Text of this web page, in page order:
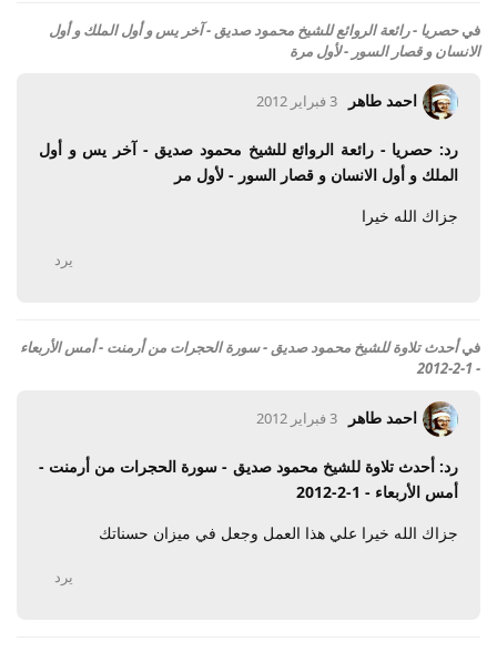
فيحصريا - رائعة الروائع للشيخ محمود صديق - آخر يس و أول الملك و أول
الانسان و قصار السور - لأول مرة
احمد طاهر 3 فبراير 2012
رد: حصريا - رائعة الروائع للشيخ محمود صديق - آخر يس و أول
الملك و أول الانسان و قصار السور - لأول مر
جزاك الله خيرا
يرد
فيأحدث تلاوة للشيخ محمود صديق - سورة الحجرات من أرمنت - أمس الأربعاء
- 1-2-2012
احمد طاهر 3 فبراير 2012
رد: أحدث تلاوة للشيخ محمود صديق - سورة الحجرات من أرمنت -
أمس الأربعاء - 1-2-2012
جزاك الله خيرا علي هذا العمل وجعل في ميزان حسناتك
يرد